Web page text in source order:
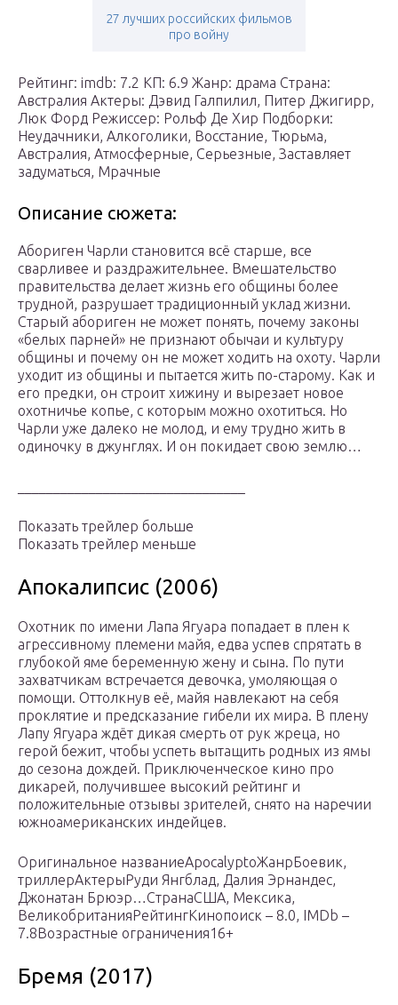
27 лучших российских фильмов
про войну
Рейтинг: imdb: 7.2 КП: 6.9 Жанр: драма Страна:
Австралия Актеры: Дэвид Галпилил, Питер Джигирр,
Люк Форд Режиссер: Рольф Де Хир Подборки:
Неудачники, Алкоголики, Восстание, Тюрьма,
Австралия, Атмосферные, Серьезные, Заставляет
задуматься, Мрачные
Описание сюжета:
Абориген Чарли становится всё старше, все
сварливее и раздражительнее. Вмешательство
правительства делает жизнь его общины более
трудной, разрушает традиционный уклад жизни.
Старый абориген не может понять, почему законы
«белых парней» не признают обычаи и культуру
общины и почему он не может ходить на охоту. Чарли
уходит из общины и пытается жить по-старому. Как и
его предки, он строит хижину и вырезает новое
охотничье копье, с которым можно охотиться. Но
Чарли уже далеко не молод, и ему трудно жить в
одиночку в джунглях. И он покидает свою землю…
Показать трейлер больше
Показать трейлер меньше
Апокалипсис (2006)
Охотник по имени Лапа Ягуара попадает в плен к
агрессивному племени майя, едва успев спрятать в
глубокой яме беременную жену и сына. По пути
захватчикам встречается девочка, умоляющая о
помощи. Оттолкнув её, майя навлекают на себя
проклятие и предсказание гибели их мира. В плену
Лапу Ягуара ждёт дикая смерть от рук жреца, но
герой бежит, чтобы успеть вытащить родных из ямы
до сезона дождей. Приключенческое кино про
дикарей, получившее высокий рейтинг и
положительные отзывы зрителей, снято на наречии
южноамериканских индейцев.
Оригинальное названиеApocalyptoЖанрБоевик,
триллерАктерыРуди Янгблад, Далия Эрнандес,
Джонатан Брюэр…СтранаСША, Мексика,
ВеликобританияРейтингКинопоиск – 8.0, IMDb –
7.8Возрастные ограничения16+
Бремя (2017)